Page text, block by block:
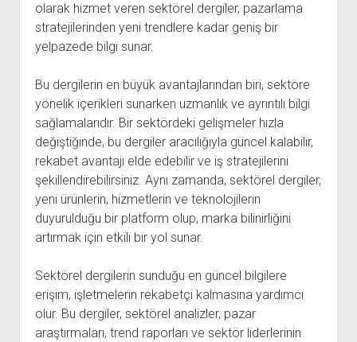
olarak hizmet veren sektörel dergiler, pazarlama
stratejilerinden yeni trendlere kadar geniş bir
yelpazede bilgi sunar.
Bu dergilerin en büyük avantajlarından biri, sektöre
yönelik içerikleri sunarken uzmanlık ve ayrıntılı bilgi
sağlamalarıdır. Bir sektördeki gelişmeler hızla
değiştiğinde, bu dergiler aracılığıyla güncel kalabilir,
rekabet avantajı elde edebilir ve iş stratejilerini
şekillendirebilirsiniz. Aynı zamanda, sektörel dergiler,
yeni ürünlerin, hizmetlerin ve teknolojilerin
duyurulduğu bir platform olup, marka bilinirliğini
artırmak için etkili bir yol sunar.
Sektörel dergilerin sunduğu en güncel bilgilere
erişim, işletmelerin rekabetçi kalmasına yardımcı
olur. Bu dergiler, sektörel analizler, pazar
araştırmaları, trend raporları ve sektör liderlerinin